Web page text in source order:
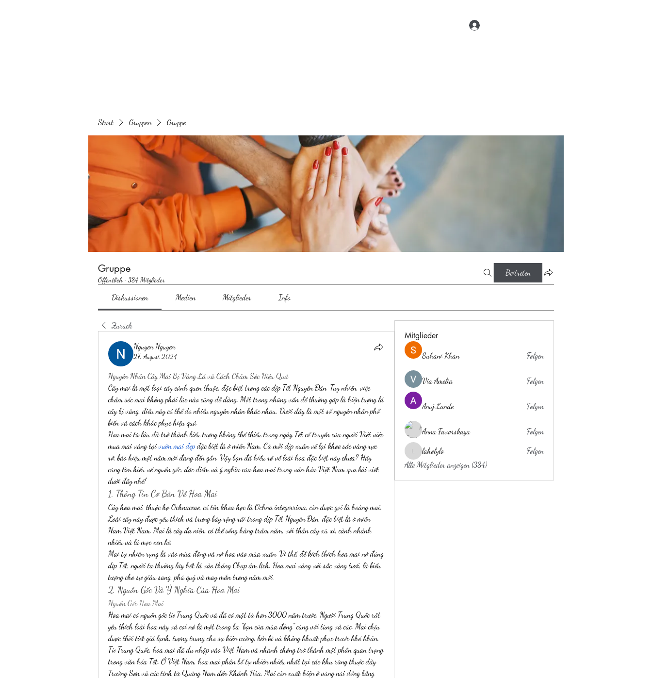
Start Gruppen Gruppe
Gruppe
Öffentlich · 384 Mitglieder
Beitreten
Diskussionen Medien Mitglieder Info
Zurück
Nguyen Nguyen
27. August 2024
Nguyên Nhân Cây Mai Bị Vàng Lá và Cách Chăm Sóc Hiệu Quả
Cây mai là một loại cây cảnh quen thuộc, đặc biệt trong các dịp Tết Nguyên Đán. Tuy nhiên, việc
chăm sóc mai không phải lúc nào cũng dễ dàng. Một trong những vấn đề thường gặp là hiện tượng lá
cây bị vàng, điều này có thể do nhiều nguyên nhân khác nhau. Dưới đây là một số nguyên nhân phổ
biến và cách khắc phục hiệu quả.
Hoa mai từ lâu đã trở thành biểu tượng không thể thiếu trong ngày Tết cổ truyền của người Việt việc
mua mai vàng tại vườn mai đẹp đặc biệt là ở miền Nam. Cứ mỗi dịp xuân về lại khoe sắc vàng rực
rỡ, báo hiệu một năm mới đang đến gần. Vậy bạn đã hiểu rõ về loài hoa đặc biệt này chưa? Hãy
cùng tìm hiểu về nguồn gốc, đặc điểm và ý nghĩa của hoa mai trong văn hóa Việt Nam qua bài viết
dưới đây nhé!
1. Thông Tin Cơ Bản Về Hoa Mai
Cây hoa mai, thuộc họ Ochnaceae, có tên khoa học là Ochna integerrima, còn được gọi là hoàng mai.
Loài cây này được yêu thích và trưng bày rộng rãi trong dịp Tết Nguyên Đán, đặc biệt là ở miền
Nam Việt Nam. Mai là cây đa niên, có thể sống hàng trăm năm, với thân cây xù xì, cành nhánh
nhiều và lá mọc xen kẽ.
Mai tự nhiên rụng lá vào mùa đông và nở hoa vào mùa xuân. Vì thế, để kích thích hoa mai nở đúng
dịp Tết, người ta thường lảy hết lá vào tháng Chạp âm lịch. Hoa mai vàng với sắc vàng tươi, là biểu
tượng cho sự giàu sang, phú quý và may mắn trong năm mới.
2. Nguồn Gốc Và Ý Nghĩa Của Hoa Mai
Nguồn Gốc Hoa Mai
Hoa mai có nguồn gốc từ Trung Quốc và đã có mặt từ hơn 3000 năm trước. Người Trung Quốc rất
yêu thích loài hoa này và coi nó là một trong ba "bạn của mùa đông" cùng với tùng và cúc. Mai chịu
được thời tiết giá lạnh, tượng trưng cho sự kiên cường, bền bỉ và không khuất phục trước khó khăn.
Từ Trung Quốc, hoa mai đã du nhập vào Việt Nam và nhanh chóng trở thành một phần quan trọng
trong văn hóa Tết. Ở Việt Nam, hoa mai phân bố tự nhiên nhiều nhất tại các khu rừng thuộc dãy
Trường Sơn và các tỉnh từ Quảng Nam đến Khánh Hòa. Mai còn xuất hiện ở vùng núi đồng bằng
Mitglieder
Suhani Khan Folgen
Via Amelia Folgen
Anuj Lande Folgen
Anna Favorskaya Folgen
laholylo
laholylo
Folgen
Alle Mitglieder anzeigen (384)